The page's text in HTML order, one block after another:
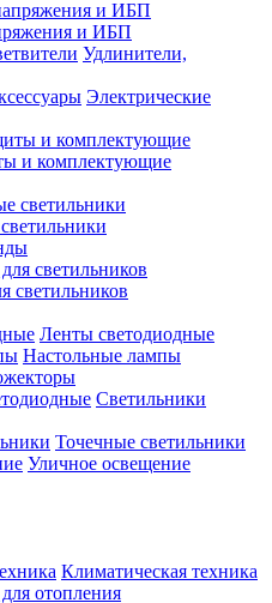
и ИБП
Удлинители,
Электрические
и комплектующие
светильников
Ленты светодиодные
Настольные лампы
Светильники
Точечные светильники
Уличное освещение
Климатическая техника